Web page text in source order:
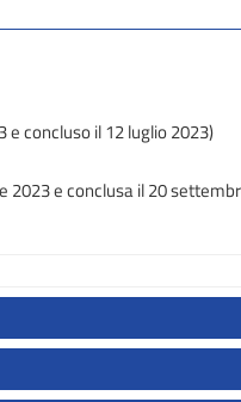
e concluso il 12 luglio 2023)
e conclusa il 20